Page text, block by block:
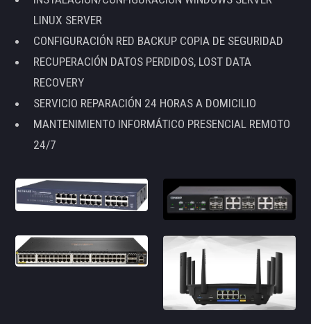
LINUX SERVER
CONFIGURACIÓN RED BACKUP COPIA DE SEGURIDAD
RECUPERACIÓN DATOS PERDIDOS, LOST DATA
RECOVERY
SERVICIO REPARACIÓN 24 HORAS A DOMICILIO
MANTENIMIENTO INFORMÁTICO PRESENCIAL REMOTO
24/7